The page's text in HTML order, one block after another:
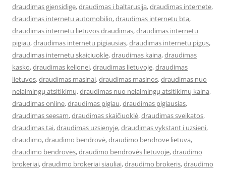
draudimas gjensidige,draudimas i baltarusija,draudimas internete,
draudimas internetu automobilio,draudimas internetu bta,
draudimas internetu lietuvos draudimas,draudimas internetu
pigiau,draudimas internetu pigiausias,draudimas internetu pigus,
draudimas internetu skaiciuokle,draudimas kaina,draudimas
kasko,draudimas kelionei,draudimas lietuvoje,draudimas
lietuvos,draudimas masinai,draudimas masinos,draudimas nuo
nelaimingų atsitikimų,draudimas nuo nelaimingų atsitikimų kaina,
draudimas online,draudimas pigiau,draudimas pigiausias,
draudimas seesam,draudimas skaičiuoklė,draudimas sveikatos,
draudimas tai,draudimas uzsienyje,draudimas vykstant i uzsieni,
draudimo,draudimo bendrovė,draudimo bendrove lietuva,
draudimo bendrovės,draudimo bendrovės lietuvoje,draudimo
brokeriai,draudimo brokeriai siauliai,draudimo brokeris,draudimo